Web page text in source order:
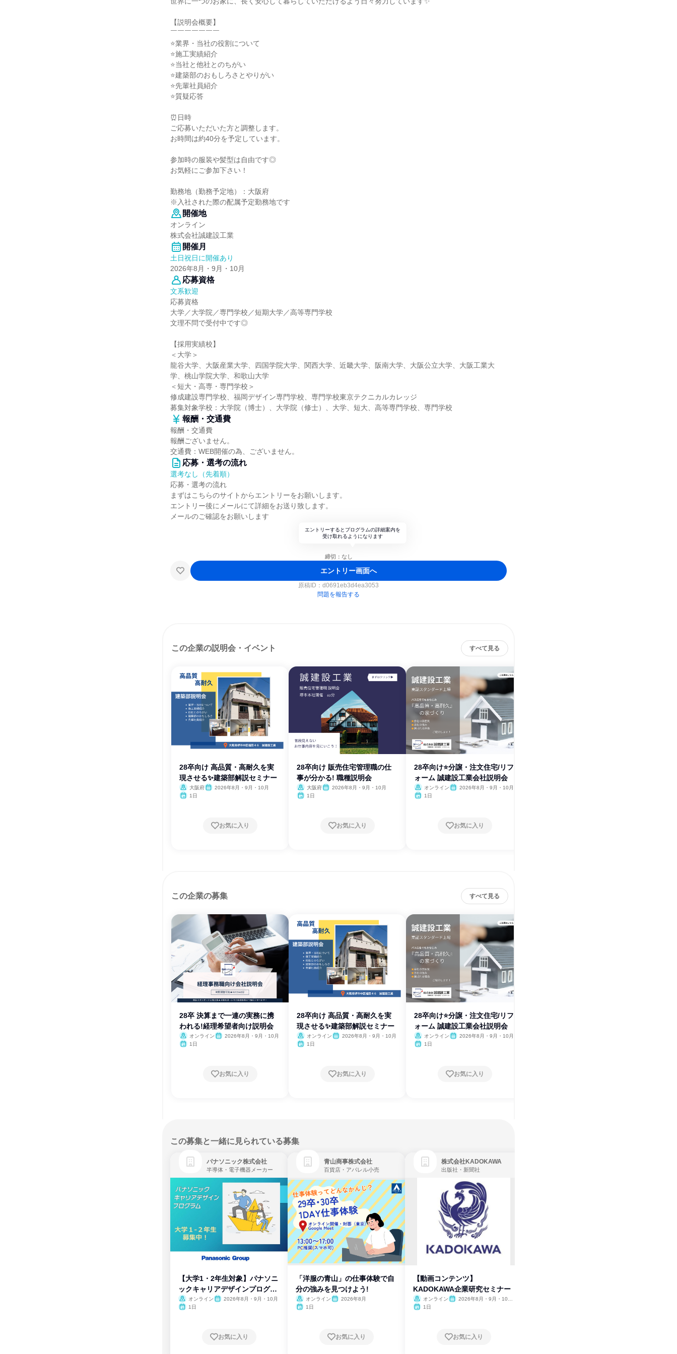
【説明会概要】
￣￣￣￣￣￣￣
⭐業界・当社の役割について
⭐施工実績紹介
⭐当社と他社とのちがい
⭐建築部のおもしろさとやりがい
⭐先輩社員紹介
⭐質疑応答
⏰日時
ご応募いただいた方と調整します。
お時間は約40分を予定しています。
参加時の服装や髪型は自由です◎
お気軽にご参加下さい！
勤務地（勤務予定地）：大阪府
※入社された際の配属予定勤務地です
開催地
オンライン
株式会社誠建設工業
開催月
土日祝日に開催あり
2026年8月・9月・10月
応募資格
文系歓迎
応募資格
大学／大学院／専門学校／短期大学／高等専門学校
文理不問で受付中です◎
【採用実績校】
＜大学＞
龍谷大学、大阪産業大学、四国学院大学、関西大学、近畿大学、阪南大学、大阪公立大学、大阪工業大
学、桃山学院大学、和歌山大学
＜短大・高専・専門学校＞
修成建設専門学校、福岡デザイン専門学校、専門学校東京テクニカルカレッジ
募集対象学校：大学院（博士）、大学院（修士）、大学、短大、高等専門学校、専門学校
報酬・交通費
報酬・交通費
報酬ございません。
交通費：WEB開催の為、ございません。
応募・選考の流れ
選考なし（先着順）
応募・選考の流れ
まずはこちらのサイトからエントリーをお願いします。
エントリー後にメールにて詳細をお送り致します。
メールのご確認をお願いします
エントリーするとプログラムの詳細案内を
受け取れるようになります
締切：なし
エントリー画面へ
原稿ID： d0691eb3d4ea3053
問題を報告する
この企業の説明会・イベント すべて見る
28卒向け 高品質・高耐久を実
現させる✨建築部解説セミナー
大阪府
2026年8月・9月・10月
1日
お気に入り
28卒向け 販売住宅管理職の仕
事が分かる! 職種説明会
大阪府
2026年8月・9月・10月
1日
お気に入り
28卒向け⭐分譲・注文住宅/リフ
ォーム 誠建設工業会社説明会
オンライン
2026年8月・9月・10月
1日
お気に入り
この企業の募集 すべて見る
28卒 決算まで一連の実務に携
われる!経理希望者向け説明会
オンライン
2026年8月・9月・10月
1日
お気に入り
28卒向け 高品質・高耐久を実
現させる✨建築部解説セミナー
オンライン
2026年8月・9月・10月
1日
お気に入り
28卒向け⭐分譲・注文住宅/リフ
ォーム 誠建設工業会社説明会
オンライン
2026年8月・9月・10月
1日
お気に入り
この募集と一緒に見られている募集
パナソニック株式会社
半導体・電子機器メーカー
【大学1・2年生対象】パナソニ
ックキャリアデザインプログラ
ム
オンライン
2026年8月・9月・10月
1日
お気に入り
青山商事株式会社
百貨店・アパレル小売
「洋服の青山」の仕事体験で自
分の強みを見つけよう!
オンライン
2026年8月
1日
お気に入り
株式会社KADOKAWA
出版社・新聞社
【動画コンテンツ】
KADOKAWA企業研究セミナー
オンライン
2026年8月・9月・10
1日
お気に入り